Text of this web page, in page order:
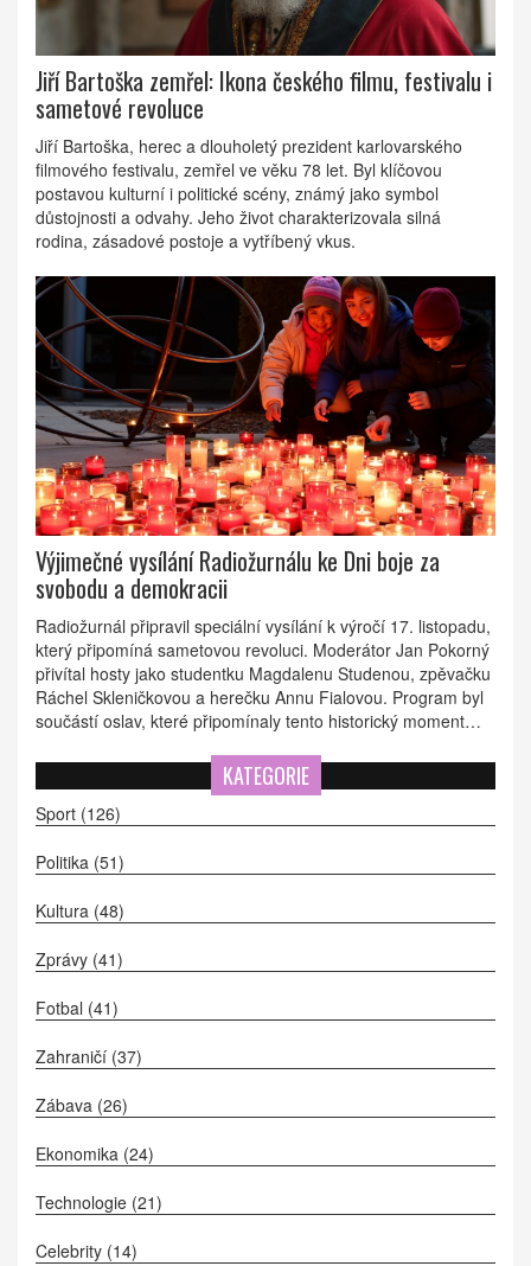
Jiří Bartoška zemřel: Ikona českého filmu, festivalu i
sametové revoluce
Jiří Bartoška, herec a dlouholetý prezident karlovarského
filmového festivalu, zemřel ve věku 78 let. Byl klíčovou
postavou kulturní i politické scény, známý jako symbol
důstojnosti a odvahy. Jeho život charakterizovala silná
rodina, zásadové postoje a vytříbený vkus.
Výjimečné vysílání Radiožurnálu ke Dni boje za
svobodu a demokracii
Radiožurnál připravil speciální vysílání k výročí 17. listopadu,
který připomíná sametovou revoluci. Moderátor Jan Pokorný
přivítal hosty jako studentku Magdalenu Studenou, zpěvačku
Ráchel Skleničkovou a herečku Annu Fialovou. Program byl
součástí oslav, které připomínaly tento historický moment
KATEGORIE
Sport (126)
Politika (51)
Kultura (48)
Zprávy (41)
Fotbal (41)
Zahraničí (37)
Zábava (26)
Ekonomika (24)
Technologie (21)
Celebrity (14)